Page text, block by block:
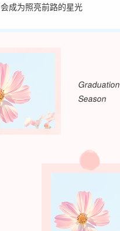
会成为照亮前路的星光
Graduation
Season